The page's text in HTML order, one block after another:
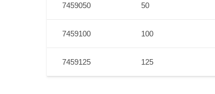
7459050 50
7459100 100
7459125 125